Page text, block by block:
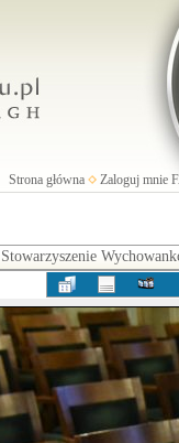
Strona główna Zaloguj mnie
Stowarzyszenie